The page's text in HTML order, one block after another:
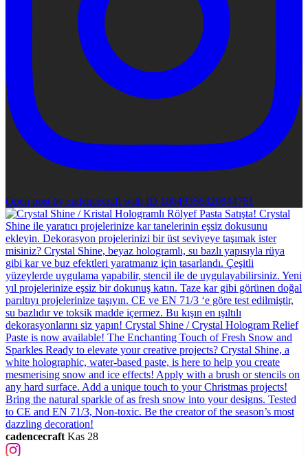
Open post by cadencecraft with ID 18049356820844761
cadencecraft Kas 28